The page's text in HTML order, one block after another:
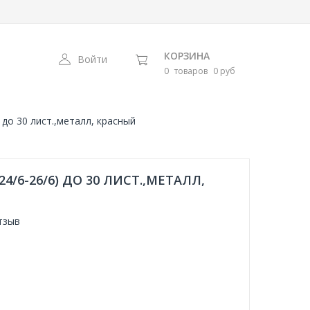
Войти КОРЗИНА
0 товаров 0 руб
30 лист.,металл, красный
6-26/6) ДО 30 ЛИСТ.,МЕТАЛЛ,